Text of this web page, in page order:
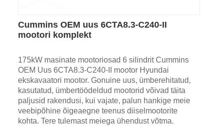
Cummins OEM uus 6CTA8.3-C240-II
mootori komplekt
175kW masinate mootoriosad 6 silindrit Cummins
OEM Uus 6CTA8.3-C240-II mootor Hyundai
ekskavaatori mootor. Gonuine uus, ümberehitatud,
kasutatud, ümbertöödeldud mootorid võivad täita
paljusid rakendusi, kui vajate, palun hankige meie
veebipõhine õigeaegne teenus diiselmootorite
kohta. Tere tulemast meiega ühendust võtma.